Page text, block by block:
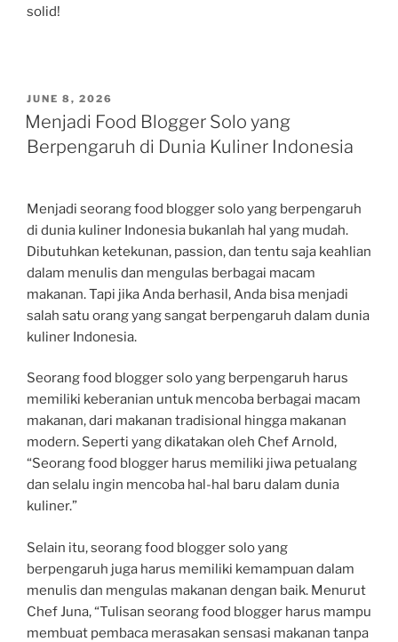
solid!
POSTED
ON
JUNE 8, 2026
Menjadi Food Blogger Solo yang
Berpengaruh di Dunia Kuliner Indonesia
Menjadi seorang food blogger solo yang berpengaruh
di dunia kuliner Indonesia bukanlah hal yang mudah.
Dibutuhkan ketekunan, passion, dan tentu saja keahlian
dalam menulis dan mengulas berbagai macam
makanan. Tapi jika Anda berhasil, Anda bisa menjadi
salah satu orang yang sangat berpengaruh dalam dunia
kuliner Indonesia.
Seorang food blogger solo yang berpengaruh harus
memiliki keberanian untuk mencoba berbagai macam
makanan, dari makanan tradisional hingga makanan
modern. Seperti yang dikatakan oleh Chef Arnold,
“Seorang food blogger harus memiliki jiwa petualang
dan selalu ingin mencoba hal-hal baru dalam dunia
kuliner.”
Selain itu, seorang food blogger solo yang
berpengaruh juga harus memiliki kemampuan dalam
menulis dan mengulas makanan dengan baik. Menurut
Chef Juna, “Tulisan seorang food blogger harus mampu
membuat pembaca merasakan sensasi makanan tanpa